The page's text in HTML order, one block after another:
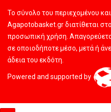
Το σύνολο του περιεχομένου
Agapotobasket.gr διατίθεται
προσωπική χρήση.
σε οποιοδήποτε μέσο, μετά ή
άδεια του εκδότη.
Powered and supported by